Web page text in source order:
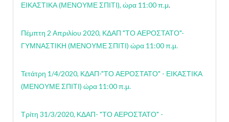
ΕΙΚΑΣΤΙΚΑ (ΜΕΝΟΥΜΕ ΣΠΙΤΙ), ώρα 11:00 π.μ.
Πέμπτη 2 Απριλίου 2020, ΚΔΑΠ "ΤΟ ΑΕΡΟΣΤΑΤΟ"-
ΓΥΜΝΑΣΤΙΚΗ (ΜΕΝΟΥΜΕ ΣΠΙΤΙ) ώρα 11:00 π.μ.
Τετάτρη 1/4/2020, ΚΔΑΠ-"ΤΟ ΑΕΡΟΣΤΑΤΟ" - ΕΙΚΑΣΤΙΚΑ
(ΜΕΝΟΥΜΕ ΣΠΙΤΙ) ώρα 11:00 π.μ.
Τρίτη 31/3/2020, ΚΔΑΠ- "ΤΟ ΑΕΡΟΣΤΑΤΟ" -